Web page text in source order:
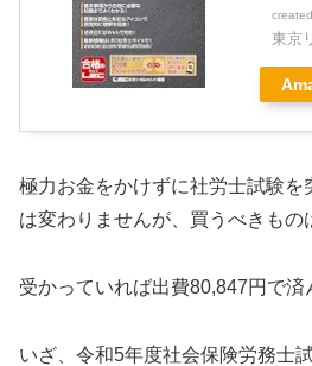
東京
極力お金をかけずに社労士試験を
は変わりませんが、買うべきもの
受かっていれば出費80,847円で
いざ、令和5年度社会保険労務士